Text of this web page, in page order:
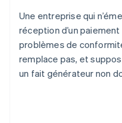
Une entreprise qui
réception d’un
problèmes de
remplace pas, et
un fait générateur non